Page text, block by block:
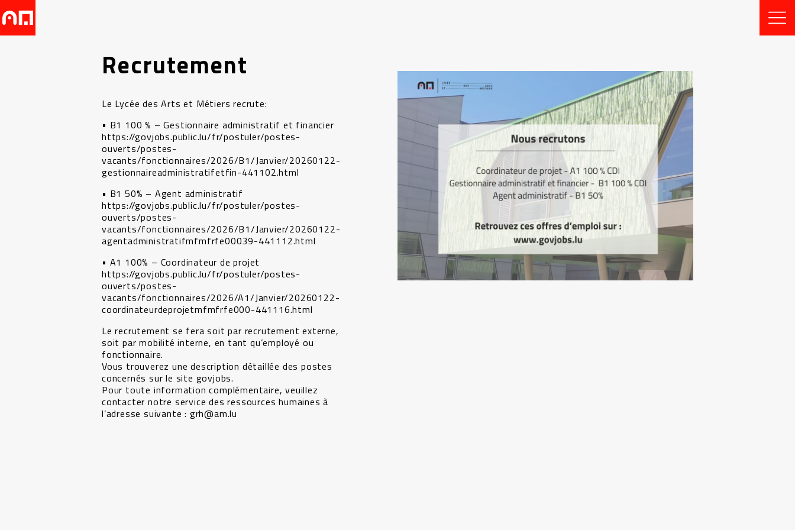
Recrutement
Le Lycée des Arts et Métiers recrute:
• B1 100 % – Gestionnaire administratif et financier
https://govjobs.public.lu/fr/postuler/postes-
ouverts/postes-
vacants/fonctionnaires/2026/B1/Janvier/20260122-
gestionnaireadministratifetfin-441102.html
• B1 50% – Agent administratif
https://govjobs.public.lu/fr/postuler/postes-
ouverts/postes-
vacants/fonctionnaires/2026/B1/Janvier/20260122-
agentadministratifmfmfrfe00039-441112.html
• A1 100% – Coordinateur de projet
https://govjobs.public.lu/fr/postuler/postes-
ouverts/postes-
vacants/fonctionnaires/2026/A1/Janvier/20260122-
coordinateurdeprojetmfmfrfe000-441116.html
Le recrutement se fera soit par recrutement externe,
soit par mobilité interne, en tant qu’employé ou
fonctionnaire.
Vous trouverez une description détaillée des postes
concernés sur le site govjobs.
Pour toute information complémentaire, veuillez
contacter notre service des ressources humaines à
l’adresse suivante : grh@am.lu